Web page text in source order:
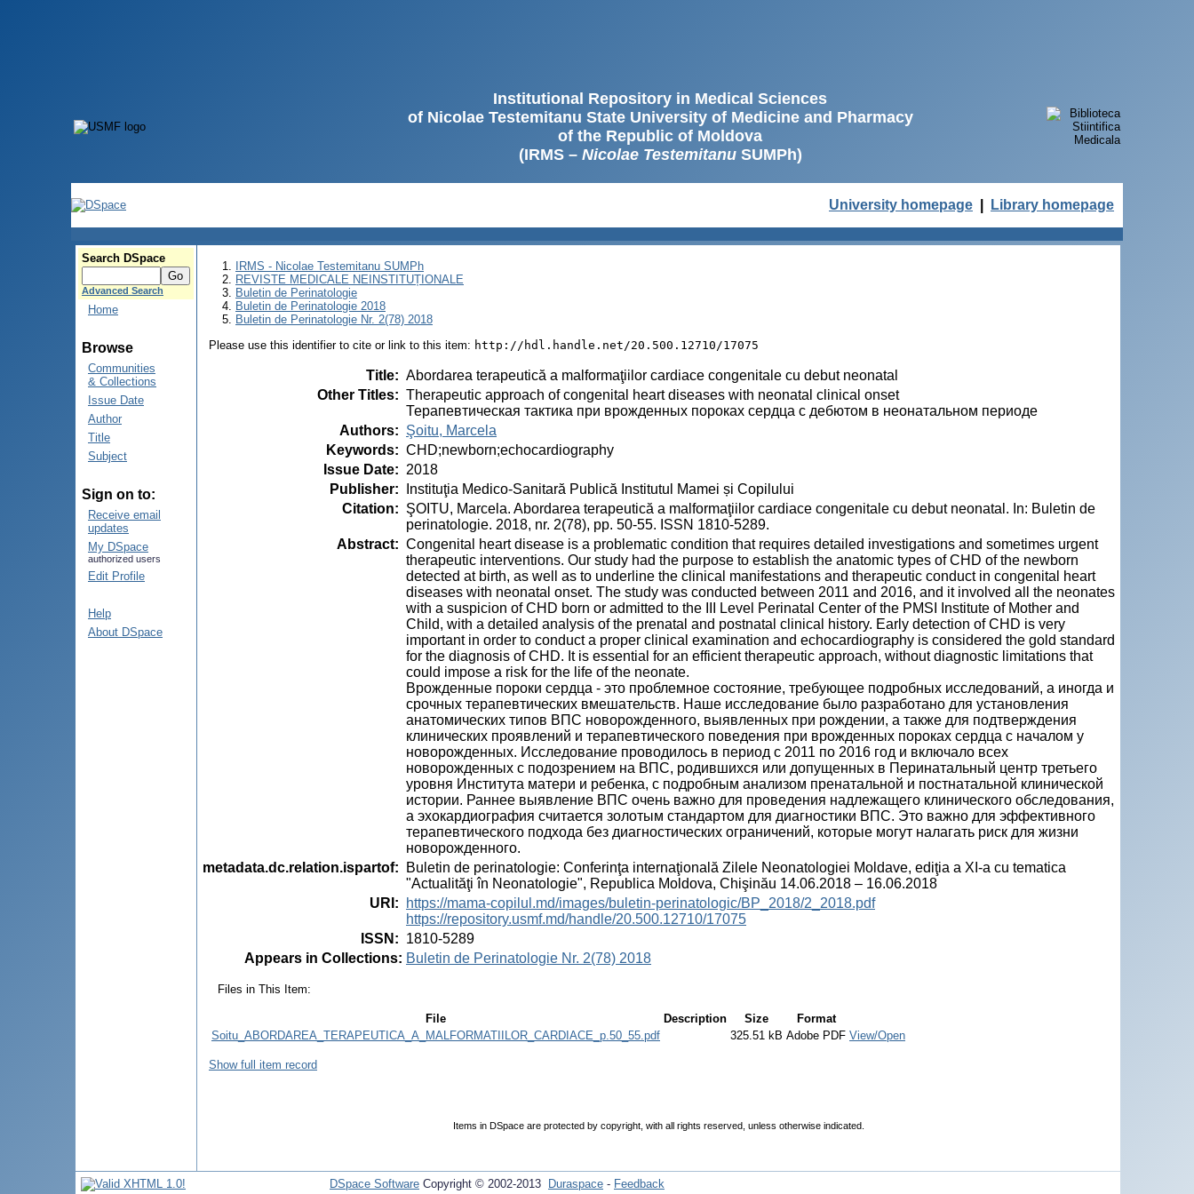
Institutional Repository in Medical Sciences
of Nicolae Testemitanu State University of Medicine and Pharmacy
of the Republic of Moldova
(IRMS – Nicolae TestemitanuSUMPh)
University homepage Library homepage
Search DSpace
Advanced Search
Home
Browse
Communities
& Collections
Issue Date
Author
Title
Subject
Sign on to:
Receive email
updates
My DSpace
authorized users
Edit Profile
Help
About DSpace
IRMS - Nicolae Testemitanu SUMPh
REVISTE MEDICALE NEINSTITUȚIONALE
Buletin de Perinatologie
Buletin de Perinatologie 2018
Buletin de Perinatologie Nr. 2(78) 2018
Please use this identifier to cite or link to this item: http://hdl.handle.net/20.500.12710/17075
Title: Abordarea terapeutică a malformaţiilor cardiace congenitale cu debut neonatal
Other Titles: Therapeutic approach of congenital heart diseases with neonatal clinical onset
Терапевтическая тактика при врожденных пороках сердца с дебютом в неонатальном периоде
Authors: Şoitu, Marcela
Keywords: CHD;newborn;echocardiography
Issue Date: 2018
Publisher:
Instituţia Medico-Sanitară Publică Institutul Mamei și Copilului
Citation: ŞOITU, Marcela. Abordarea terapeutică a malformaţiilor cardiace congenitale cu debut neonatal. In: Buletin de
perinatologie. 2018, nr. 2(78), pp. 50-55. ISSN 1810-5289.
Abstract: Congenital heart disease is a problematic condition that requires detailed investigations and sometimes urgent
therapeutic interventions. Our study had the purpose to establish the anatomic types of CHD of the newborn
detected at birth, as well as to underline the clinical manifestations and therapeutic conduct in congenital heart
diseases with neonatal onset. The study was conducted between 2011 and 2016, and it involved all the neonates
with a suspicion of CHD born or admitted to the III Level Perinatal Center of the PMSI Institute of Mother and
Child, with a detailed analysis of the prenatal and postnatal clinical history. Early detection of CHD is very
important in order to conduct a proper clinical examination and echocardiography is considered the gold standard
for the diagnosis of CHD. It is essential for an efficient therapeutic approach, without diagnostic limitations that
could impose a risk for the life of the neonate.
Врожденные пороки сердца - это проблемное состояние, требующее подробных исследований, а иногда и
срочных терапевтических вмешательств. Наше исследование было разработано для установления
анатомических типов ВПС новорожденного, выявленных при рождении, а также для подтверждения
клинических проявлений и терапевтического поведения при врожденных пороках сердца с началом у
новорожденных. Исследование проводилось в период с 2011 по 2016 год и включало всех
новорожденных с подозрением на ВПС, родившихся или допущенных в Перинатальный центр третьего
уровня Института матери и ребенка, с подробным анализом пренатальной и постнатальной клинической
истории. Раннее выявление ВПС очень важно для проведения надлежащего клинического обследования,
а эхокардиография считается золотым стандартом для диагностики ВПС. Это важно для эффективного
терапевтического подхода без диагностических ограничений, которые могут налагать риск для жизни
новорожденного.
metadata.dc.relation.ispartof:
Buletin de perinatologie: Conferinţa internaţională Zilele Neonatologiei Moldave, ediţia a XI-a cu tematica
"Actualităţi în Neonatologie", Republica Moldova, Chişinău 14.06.2018 – 16.06.2018
URI :
https://mama-copilul.md/images/buletin-perinatologic/BP_2018/2_2018.pdf
https://repository.usmf.md/handle/20.500.12710/17075
ISSN : 1810-5289
Appears in Collections: Buletin de Perinatologie Nr. 2(78) 2018
Files in This Item:
File Description Size
Format
Soitu_ABORDAREA_TERAPEUTICA_A_MALFORMATIILOR_CARDIACE_p.50_55.pdf
325.51 kB Adobe PDF View/Open
Show full item record
Items in DSpace are protected by copyright, with all rights reserved, unless otherwise indicated.
DSpace Software Copyright © 2002-2013 Duraspace - Feedback